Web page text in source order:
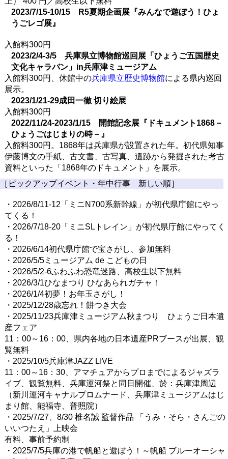
2023/7/15-10/15 R5夏期企画展『みんなで遊ぼう！ひょ
うごレゴ展』
入館料300円
2023/2/4-3/5 兵庫県立博物館巡回展「ひょうご五国歴史
文化キャラバン」in兵庫津ミュージアム
入館料300円、休館中の兵庫県立歴史博物館による県内巡回
展示。
2023/1/21-29成田一徹 切り絵展
入館料300円
2022/11/24-2023/1/15 開館記念展『ドキュメント1868－
ひょうごはじまりの時－』
入館料300円。1868年は兵庫県が設置された年。初代県知事
伊藤博文の手紙、古文書、古写真、遺跡から発掘された考古
資料といった「1868年のドキュメント」を展示。
［ピックアップイベント・年中行事 新しい順］
・2026/8/11-12「ミニN700系新幹線」が初代県庁館にやっ
てくる！
・2026/7/18-20「ミニSLトレイン」が初代県庁館にやってく
る！
・2026/6/14初代県庁館で宝さがし、参加無料
・2026/5/5ミュージアム de こどもの日
・2026/5/2-6ふわふわ恐竜迷路、高校生以下無料
・2026/3/1ひなまつり ひなあられガチャ！
・2026/1/4初夢！お年玉さがし！
・2025/12/28歳忘れ！餅つき大会
・2025/11/23兵庫津ミュージアム秋まつり ひょうご日本遺
産フェア
11：00～16：00、県内各地の日本遺産PRブースが出展、観
覧無料
・2025/10/5兵庫津JAZZ LIVE
11：00～16：30、アマチュアからプロまでによるジャズラ
イブ、観覧無料、兵庫運河祭と同日開催、於：兵庫津周辺
（新川運河キャナルプロムナード、兵庫津ミュージアムはじ
まり館、能福寺、普照院）
・2025/7/27、8/30 椎名誠 監督作品 「うみ・そら・さんごの
いいつたえ」上映会
有料、事前予約制
・2025/7/5兵庫の港で帆船と遊ぼう！～帆船 ブルーオーシャ